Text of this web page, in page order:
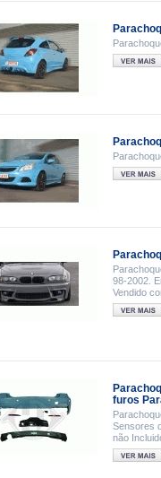
98-2002.
Vendido
furos
Sensores
não